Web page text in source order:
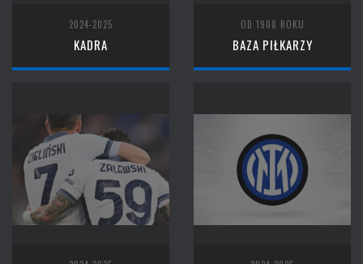
2024-2025
KADRA
OD 1908 ROKU
BAZA PIŁKARZY